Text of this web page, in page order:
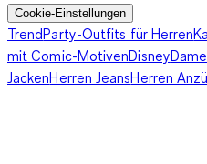
Cookie-Einstellungen
TrendParty-Outfits für Herren
mit Comic-MotivenDisney
JackenHerren JeansHerren